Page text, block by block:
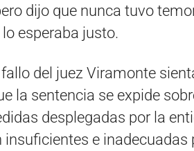
dijo que nunca tuvo
esperaba justo.
del juez Viramonte
la sentencia se expide
desplegadas por la
insuficientes e